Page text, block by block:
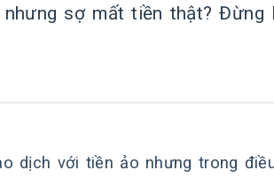
sợ mất tiền thật?
dịch với tiền ảo nhưng trong